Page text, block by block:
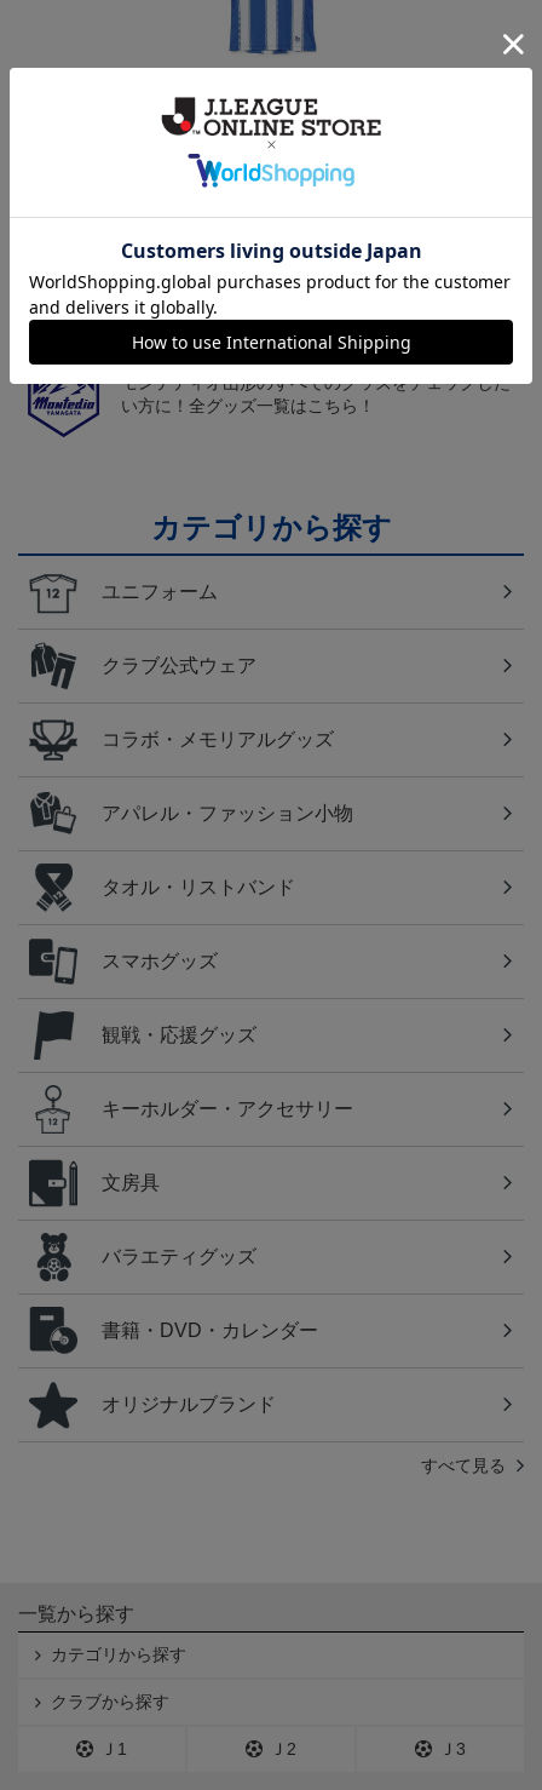
ニフォーム半袖（FP1st）
18,700円～23,760円
チームマスコット「ディーオ」グッズは、サポータ
ーやファン必見！
モンテディオ山形のすべてのグッズをチェックした
い方に！全グッズ一覧はこちら！
カテゴリから探す
ユニフォーム
クラブ公式ウェア
コラボ・メモリアルグッズ
アパレル・ファッション小物
タオル・リストバンド
スマホグッズ
観戦・応援グッズ
キーホルダー・アクセサリー
文房具
バラエティグッズ
書籍・DVD・カレンダー
オリジナルブランド
すべて見る
一覧から探す
カテゴリから探す
クラブから探す
Ｊ1 Ｊ2 Ｊ3